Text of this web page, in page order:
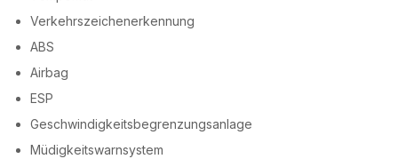
Verkehrszeichenerkennung
ABS
Airbag
ESP
Geschwindigkeitsbegrenzungsanlage
Müdigkeitswarnsystem